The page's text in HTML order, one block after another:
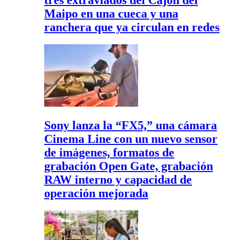
Maipo en una cueca y una
ranchera que ya circulan en redes
Sony lanza la “FX5,” una cámara
Cinema Line con un nuevo sensor
de imágenes, formatos de
grabación Open Gate, grabación
RAW interno y capacidad de
operación mejorada